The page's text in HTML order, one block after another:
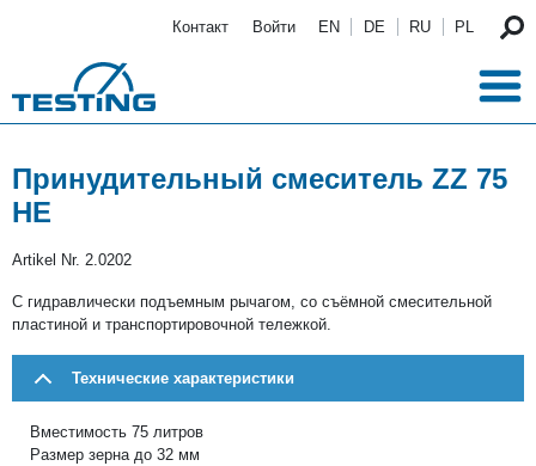
Контакт Войти EN DE RU PL
Принудительный смеситель ZZ 75
HE
Artikel Nr. 2.0202
C гидравлически подъемным рычагом, со съёмной смесительной
пластиной и транспортировочной тележкой.
Технические характеристики
Вместимость 75 литров
Размер зерна до 32 мм